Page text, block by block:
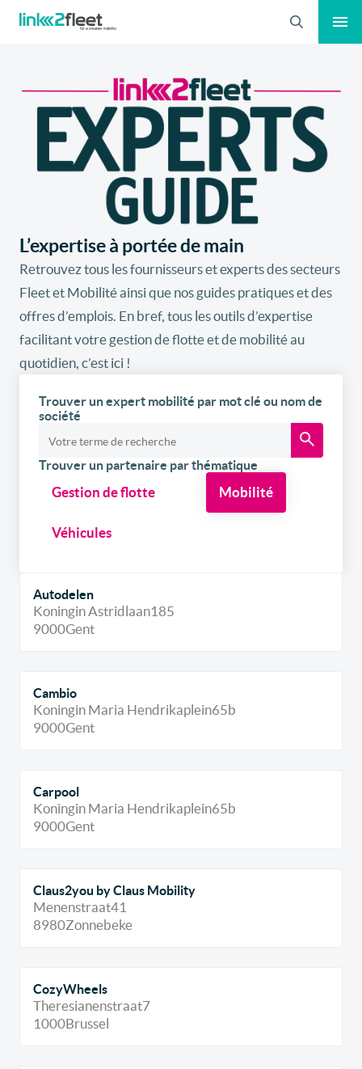
Recherche
L’expertise à portée de main
Retrouvez tous les fournisseurs et experts des secteurs
Fleet et Mobilité ainsi que nos guides pratiques et des
offres d’emplois. En bref, tous les outils d’expertise
facilitant votre gestion de flotte et de mobilité au
quotidien, c’est ici !
Trouver un expert mobilité par mot clé ou nom de
société
Trouver un partenaire par thématique
Gestion de flotte Mobilité
Véhicules
Autodelen
Koningin Astridlaan185
9000Gent
Cambio
Koningin Maria Hendrikaplein65b
9000Gent
Carpool
Koningin Maria Hendrikaplein65b
9000Gent
Claus2you by Claus Mobility
Menenstraat41
8980Zonnebeke
CozyWheels
Theresianenstraat7
1000Brussel